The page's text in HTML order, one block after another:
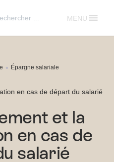
MENU
Épargne salariale
en cas de départ du salarié
et la
en cas de
salarié